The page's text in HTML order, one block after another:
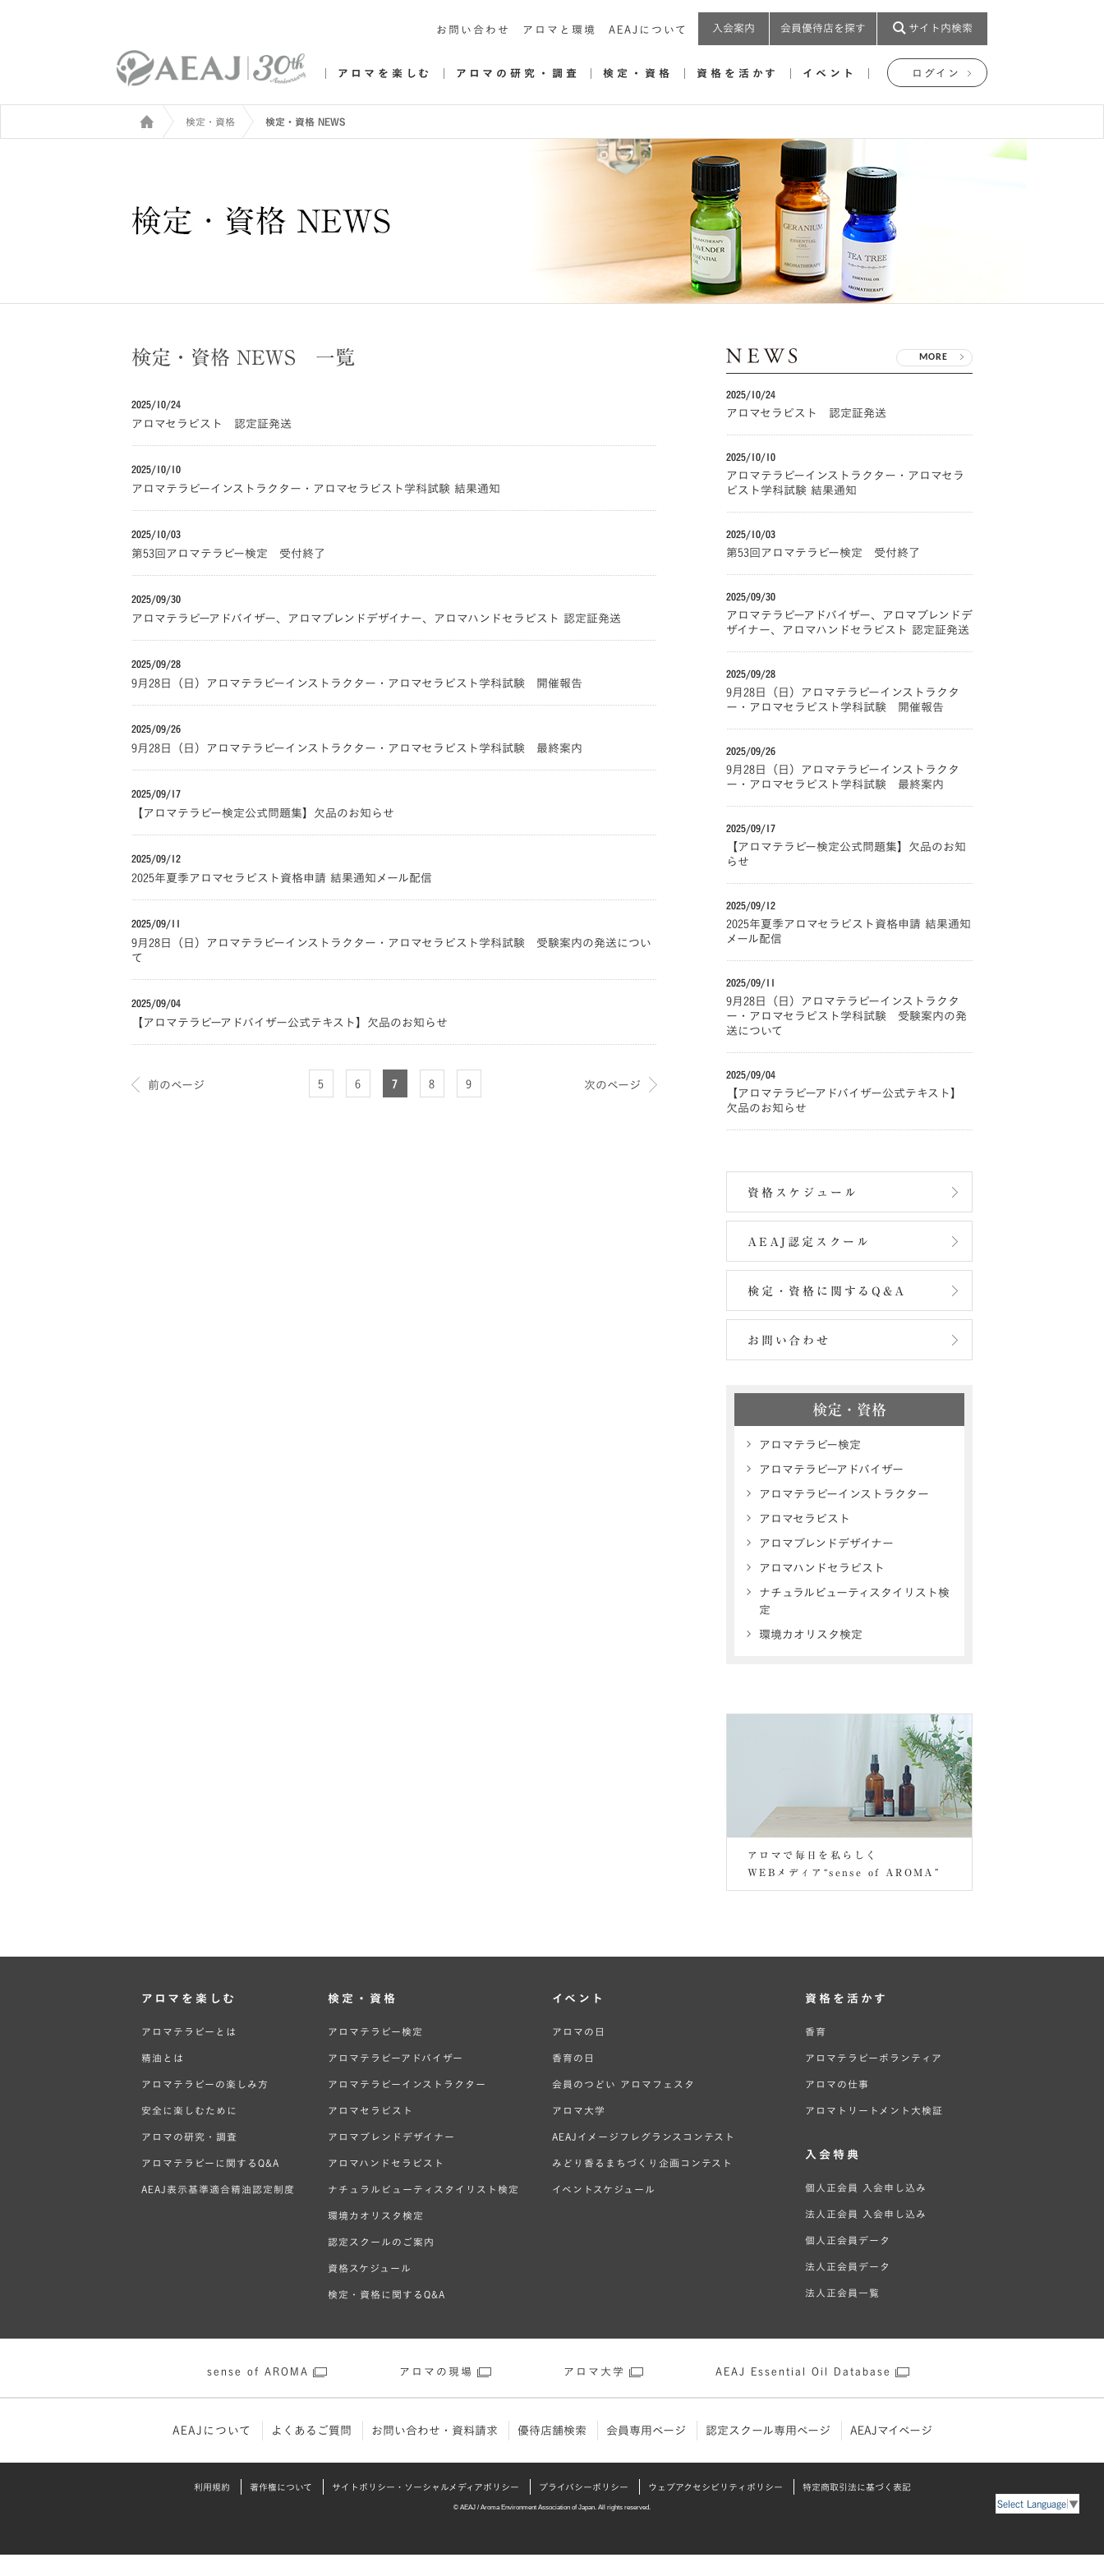
お問い合わせ アロマと環境 AEAJについて 入会案内 会員優待店を探す サイト内検索
アロマを楽しむ アロマの研究・調査 検定・資格 資格を活かす イベント ログイン
検定・資格 検定・資格 NEWS
検定・資格 NEWS 一覧
2025/10/24
アロマセラピスト 認定証発送
2025/10/10
アロマテラピーインストラクター・アロマセラピスト学科試験 結果通知
2025/10/03
第53回アロマテラピー検定 受付終了
2025/09/30
アロマテラピーアドバイザー、アロマブレンドデザイナー、アロマハンドセラピスト 認定証発送
2025/09/28
9月28日（日）アロマテラピーインストラクター・アロマセラピスト学科試験 開催報告
2025/09/26
9月28日（日）アロマテラピーインストラクター・アロマセラピスト学科試験 最終案内
2025/09/17
【アロマテラピー検定公式問題集】欠品のお知らせ
2025/09/12
2025年夏季アロマセラピスト資格申請 結果通知メール配信
2025/09/11
9月28日（日）アロマテラピーインストラクター・アロマセラピスト学科試験 受験案内の発送につい
て
2025/09/04
【アロマテラピーアドバイザー公式テキスト】欠品のお知らせ
前のページ 次のページ
5 6 7 8 9
MORE
2025/10/24
アロマセラピスト 認定証発送
2025/10/10
アロマテラピーインストラクター・アロマセラ
ピスト学科試験 結果通知
2025/10/03
第53回アロマテラピー検定 受付終了
2025/09/30
アロマテラピーアドバイザー、アロマブレンドデ
ザイナー、アロマハンドセラピスト 認定証発送
2025/09/28
9月28日（日）アロマテラピーインストラクタ
ー・アロマセラピスト学科試験 開催報告
2025/09/26
9月28日（日）アロマテラピーインストラクタ
ー・アロマセラピスト学科試験 最終案内
2025/09/17
【アロマテラピー検定公式問題集】欠品のお知
らせ
2025/09/12
2025年夏季アロマセラピスト資格申請 結果通知
メール配信
2025/09/11
9月28日（日）アロマテラピーインストラクタ
ー・アロマセラピスト学科試験 受験案内の発
送について
2025/09/04
【アロマテラピーアドバイザー公式テキスト】
欠品のお知らせ
資格スケジュール
AEAJ認定スクール
検定・資格に関するQ&A
お問い合わせ
検定・資格
アロマテラピー検定
アロマテラピーアドバイザー
アロマテラピーインストラクター
アロマセラピスト
アロマブレンドデザイナー
アロマハンドセラピスト
ナチュラルビューティスタイリスト検
定
環境カオリスタ検定
アロマで毎日を私らしく
WEBメディア“sense of AROMA”
アロマを楽しむ
アロマテラピーとは
精油とは
アロマテラピーの楽しみ方
安全に楽しむために
アロマの研究・調査
アロマテラピーに関するQ&A
AEAJ表示基準適合精油認定制度
検定・資格
アロマテラピー検定
アロマテラピーアドバイザー
アロマテラピーインストラクター
アロマセラピスト
アロマブレンドデザイナー
アロマハンドセラピスト
ナチュラルビューティスタイリスト検定
環境カオリスタ検定
認定スクールのご案内
資格スケジュール
検定・資格に関するQ&A
イベント
アロマの日
香育の日
会員のつどい アロマフェスタ
アロマ大学
AEAJイメージフレグランスコンテスト
みどり香るまちづくり企画コンテスト
イベントスケジュール
資格を活かす
香育
アロマテラピーボランティア
アロマの仕事
アロマトリートメント大検証
入会特典
個人正会員 入会申し込み
法人正会員 入会申し込み
個人正会員データ
法人正会員データ
法人正会員一覧
sense of AROMA アロマの現場 アロマ大学 AEAJ Essential Oil Database
AEAJについて よくあるご質問 お問い合わせ・資料請求 優待店舗検索 会員専用ページ 認定スクール専用ページ AEAJマイページ
利⽤規約 著作権について サイトポリシー・ソーシャルメディアポリシー プライバシーポリシー ウェブアクセシビリティポリシー 特定商取引法に基づく表記
© AEAJ / Aroma Environment Association of Japan. All rights reserved. Select Language ▼